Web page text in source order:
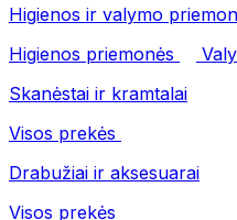
Higienos ir valymo
Higienos priemonės
Skanėstai ir kramtalai
Visos prekės
Drabužiai ir aksesuarai
Visos prekės